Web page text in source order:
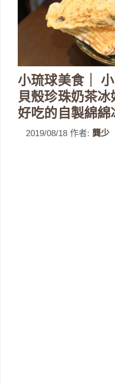
小琉球美食｜
貝殼珍珠奶茶
好吃的自製綿綿
2019/08/18 作者: 龔少